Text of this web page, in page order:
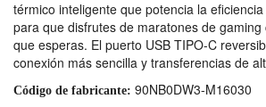
térmico inteligente que potencia la
para que disfrutes de maratones de gaming
que esperas. El puerto USB TIPO-C
conexión más sencilla y transferencias de
Código de fabricante: 90NB0DW3-M16030